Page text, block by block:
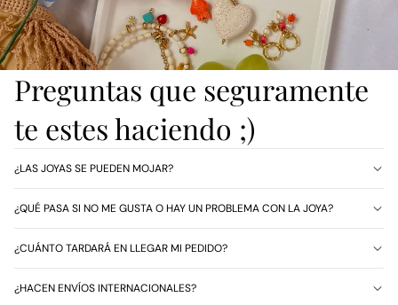
Preguntas que seguramente
te estes haciendo ;)
¿LAS JOYAS SE PUEDEN MOJAR?
¿QUÉ PASA SI NO ME GUSTA O HAY UN PROBLEMA CON LA JOYA?
¿CUÁNTO TARDARÁ EN LLEGAR MI PEDIDO?
¿HACEN ENVÍOS INTERNACIONALES?